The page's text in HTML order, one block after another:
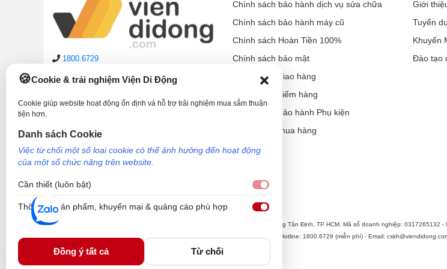
Cookie & trải nghiệm Viện Di Động
Cookie giúp website hoạt động ổn định và hỗ trợ trải nghiệm mua sắm thuận
tiện hơn.
Danh sách Cookie
Việc từ chối một số loại cookie có thể ảnh hưởng đến hoạt động
của một số chức năng trên website.
Cần thiết (luôn bật)
Thông tin sản phẩm, khuyến mại & quảng cáo phù hợp
Đồng ý tất cả Từ chối
2. Thông số chi tiết của USB Mobifone 3G Wifi E8231
1800.6729
08:00 – 21:00hàng ngày
(cả Chủ nhật & ngày lễ)
Phản ánh dịch vụ:
Chính sách bảo hành dịch vụ sửa chữa
Chính sách bảo hành máy cũ
Chính sách Hoàn Tiền 100%
Chính sách bảo mật
Chính sách giao hàng
Chính sách kiểm hàng
Chính sách bảo hành Phụ kiện
Hướng dẫn mua hàng
Giới
Tuyển
Khuyến
Đào tạo
Công Ty TNHH Công Nghệ và Đầu Tư Viện Di Động - 73 Trần Quang Khải, Phường Tân Định, TP HCM. Mã số doanh nghiệp: 0317265132 -
Nơi cấp: Sở kế hoạch và đầu tư TP Hồ Chí Minh. Giám đốc: Nguyễn Ngọc Ngân. Hotline: 1800.6729 (miễn phí) - Email:
Viện Di Động.